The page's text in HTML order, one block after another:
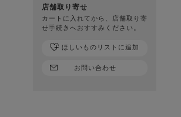
店舗取り寄せ
カートに入れてから、店舗取り寄
せ手続きへおすすみください。
お問い合わせ
ほしいものリストに追加